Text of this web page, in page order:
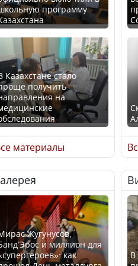
программу
Казахстане стало
получить
на
Орталық Азия
арасында әл-ауқат
көш бастады
материалы
В
Жугунусов,
и миллион для
как
В